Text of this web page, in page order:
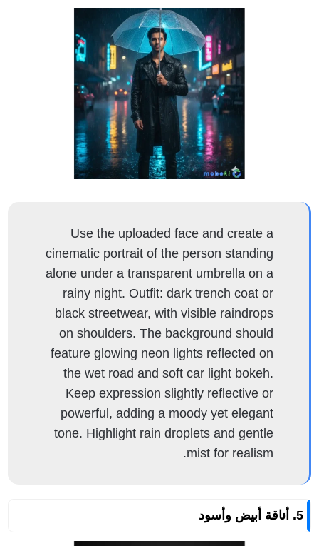
Use the uploaded face and create a
cinematic portrait of the person standing
alone under a transparent umbrella on a
rainy night. Outfit: dark trench coat or
black streetwear, with visible raindrops
on shoulders. The background should
feature glowing neon lights reflected on
the wet road and soft car light bokeh.
Keep expression slightly reflective or
powerful, adding a moody yet elegant
tone. Highlight rain droplets and gentle
mist for realism.
5. أناقة أبيض وأسود